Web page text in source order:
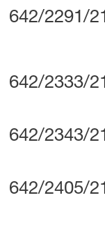
642/2291/21
642/2333/21
642/2343/21
642/2405/21